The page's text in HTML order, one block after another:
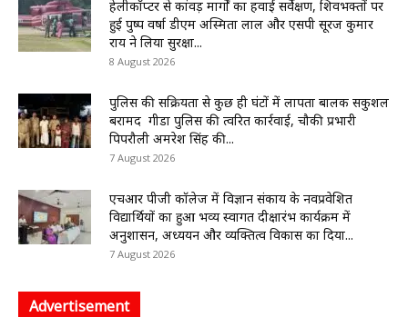
हेलीकॉप्टर से कांवड़ मार्गों का हवाई सर्वेक्षण, शिवभक्तों पर
हुई पुष्प वर्षा डीएम अस्मिता लाल और एसपी सूरज कुमार
राय ने लिया सुरक्षा...
8 August 2026
पुलिस की सक्रियता से कुछ ही घंटों में लापता बालक सकुशल
बरामद गीडा पुलिस की त्वरित कार्रवाई, चौकी प्रभारी
पिपरौली अमरेश सिंह की...
7 August 2026
एचआर पीजी कॉलेज में विज्ञान संकाय के नवप्रवेशित
विद्यार्थियों का हुआ भव्य स्वागत दीक्षारंभ कार्यक्रम में
अनुशासन, अध्ययन और व्यक्तित्व विकास का दिया...
7 August 2026
Advertisement